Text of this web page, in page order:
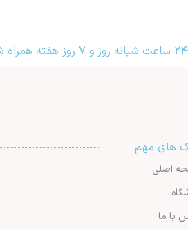
۲۴ ساعت شبانه روز و ۷ روز هفته همراه شماییم
های مهم
اصلی
با ما